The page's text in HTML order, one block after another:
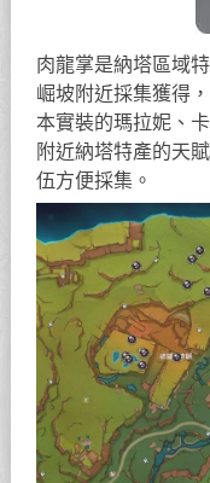
肉龍掌是納塔區域
崛坡附近採集獲得
本實裝的瑪拉妮、
附近納塔特產的天
伍方便採集。